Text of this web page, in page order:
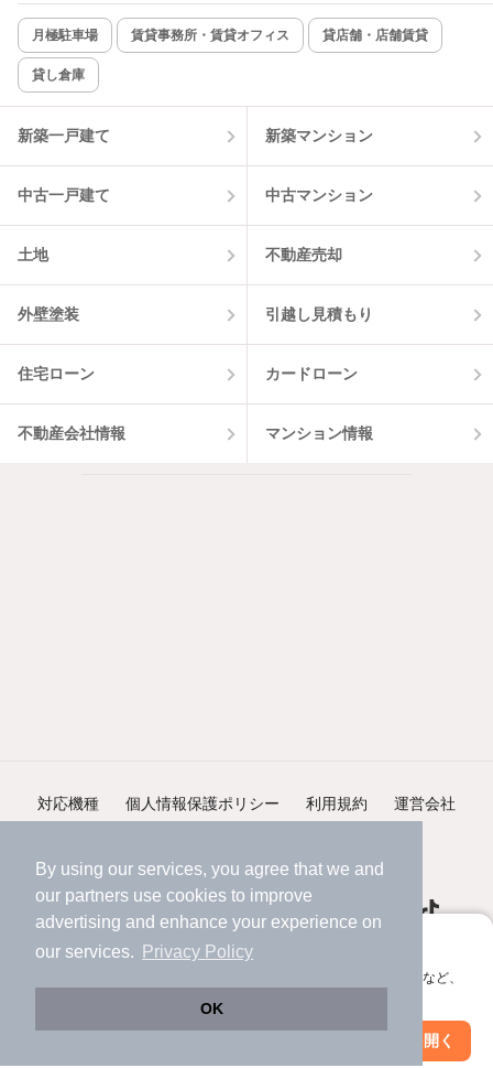
By using our services, you agree that we and
our partners use cookies to improve
advertising and enhance your experience on
our services.
Privacy Policy
OK
アプリに切り替えて、サクサクお部屋探し
会員登録なしですぐ使える。マップ検索やお気に入り保存など、
アプリを開く
絞り込み条件を変更
新着のみ インターネット無料
該当件数:
物件一覧に反映
月極駐車場 賃貸事務所・賃貸オフィス 貸店舗・店舗賃貸
貸し倉庫
新築一戸建て 新築マンション
中古一戸建て 中古マンション
土地 不動産売却
外壁塗装 引越し見積もり
住宅ローン カードローン
不動産会社情報 マンション情報
対応機種 個人情報保護ポリシー 利用規約 運営会社
©NIFTY Lifestyle Co., Ltd.